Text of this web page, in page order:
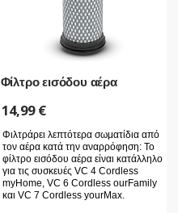
Φίλτρο εισόδου αέρα
14,99€
Φιλτράρει λεπτότερα σωματίδια από
τον αέρα κατά την αναρρόφηση: Το
φίλτρο εισόδου αέρα είναι κατάλληλο
για τις συσκευές VC 4 Cordless
myHome, VC 6 Cordless ourFamily
και VC 7 Cordless yourMax.